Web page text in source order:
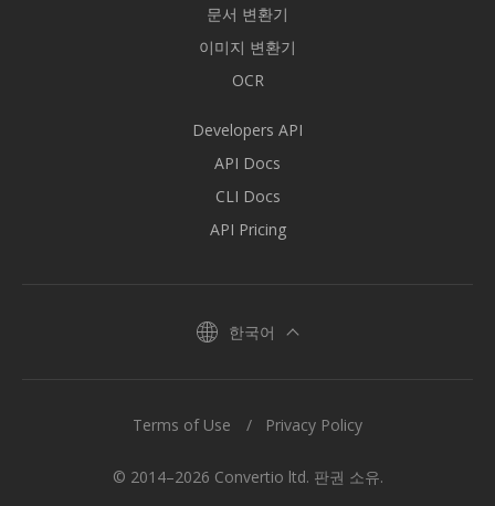
문서 변환기
이미지 변환기
OCR
Developers API
API Docs
CLI Docs
API Pricing
한국어
© 2014–2026 Convertio ltd. 판권 소유.
Terms of Use Privacy Policy